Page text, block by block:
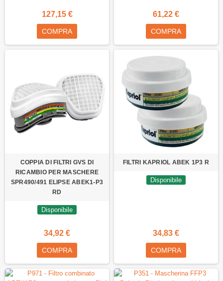
127,15 €
COMPRA
61,22 €
COMPRA
COPPIA DI FILTRI GVS DI
RICAMBIO PER MASCHERE
SPR490/491 ELIPSE ABEK1-P3
RD
Disponibile
34,92 €
COMPRA
FILTRI KAPRIOL ABEK 1P3 R
Disponibile
34,83 €
COMPRA